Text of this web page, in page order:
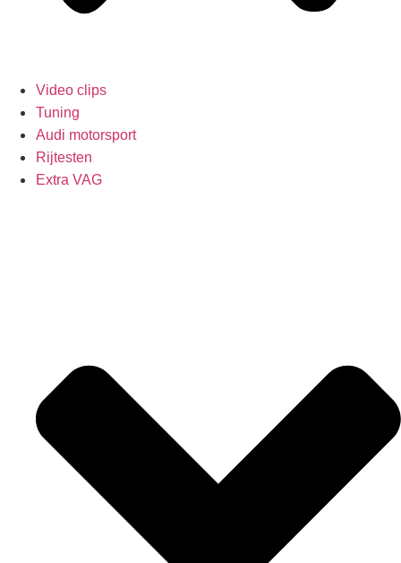
Video clips
Tuning
Audi motorsport
Rijtesten
Extra VAG